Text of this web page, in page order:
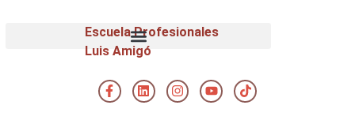
Escuela Profesionales
Luis Amigó